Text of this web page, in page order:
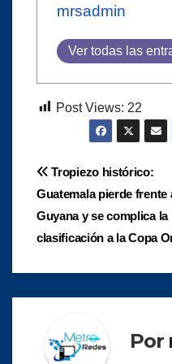
mrsadmin
Ver todas las
Post Views: 22
Navegación
de
entradas
Tropiezo histórico:
Guatemala pierde frente
Guyana y se complica la
clasificación a la Copa
Por